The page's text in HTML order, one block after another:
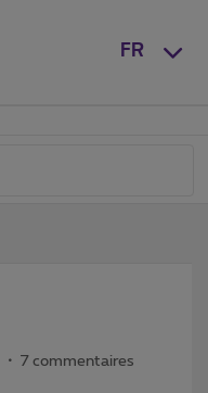
FR
7 commentaires